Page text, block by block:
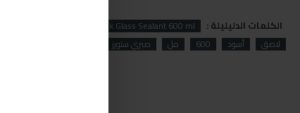
الكلمات الدليليلة : Silverflex Black Glass Sealant 600 ml
لاصق
أسود 600 مل صبري ستورز